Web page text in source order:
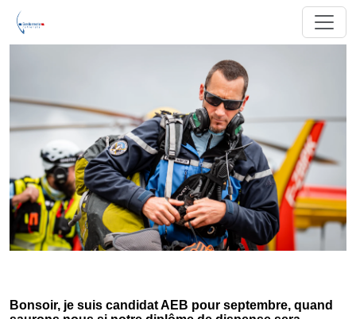
Bonsoir, je suis candidat AEB pour septembre, quand